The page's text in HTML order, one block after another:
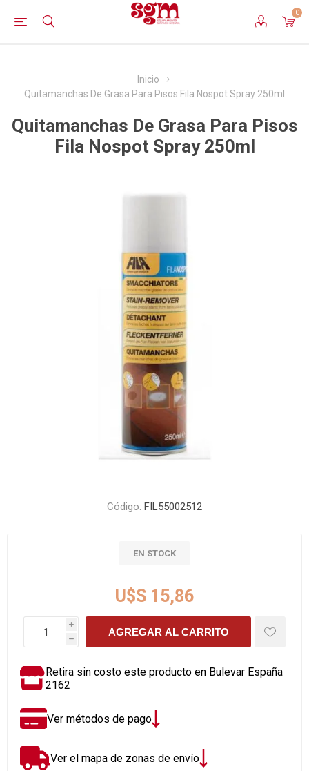
0
Inicio
Quitamanchas De Grasa Para Pisos Fila Nospot Spray 250ml
Quitamanchas De Grasa Para Pisos
Fila Nospot Spray 250ml
Código: FIL55002512
EN STOCK
U$S 15,86
i
h
AGREGAR AL CARRITO
Retira sin costo este producto en Bulevar España
2162
Ver métodos de pago
Ver el mapa de zonas de envío